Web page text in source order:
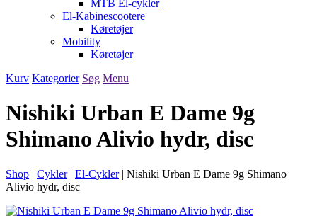
MTB El-cykler
El-Kabinescootere
Køretøjer
Mobility
Køretøjer
Kurv Kategorier Søg Menu
Nishiki Urban E Dame 9g
Shimano Alivio hydr, disc
Shop | Cykler| El-Cykler| Nishiki Urban E Dame 9g Shimano
Alivio hydr, disc